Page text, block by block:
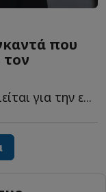
που
τον
για την ε...